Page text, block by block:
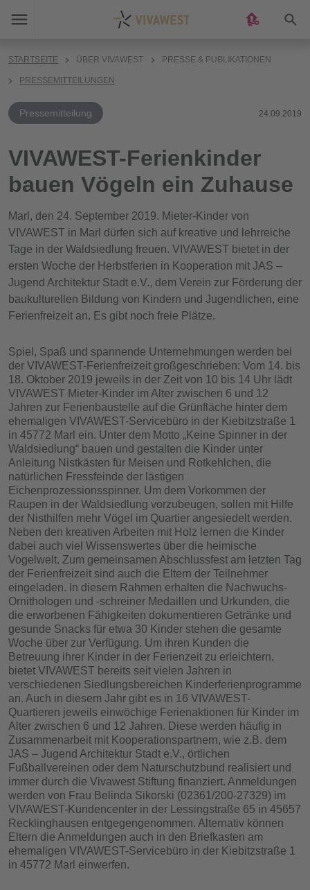
STARTSEITE ÜBER VIVAWEST PRESSE & PUBLIKATIONEN
PRESSEMITTEILUNGEN
Pressemitteilung 24.09.2019
VIVAWEST-Ferienkinder
bauen Vögeln ein Zuhause
Marl, den 24. September 2019. Mieter-Kinder von
VIVAWEST in Marl dürfen sich auf kreative und lehrreiche
Tage in der Waldsiedlung freuen. VIVAWEST bietet in der
ersten Woche der Herbstferien in Kooperation mit JAS –
Jugend Architektur Stadt e.V., dem Verein zur Förderung der
baukulturellen Bildung von Kindern und Jugendlichen, eine
Ferienfreizeit an. Es gibt noch freie Plätze.
Spiel, Spaß und spannende Unternehmungen werden bei
der VIVAWEST-Ferienfreizeit großgeschrieben: Vom 14. bis
18. Oktober 2019 jeweils in der Zeit von 10 bis 14 Uhr lädt
VIVAWEST Mieter-Kinder im Alter zwischen 6 und 12
Jahren zur Ferienbaustelle auf die Grünfläche hinter dem
ehemaligen VIVAWEST-Servicebüro in der Kiebitzstraße 1
in 45772 Marl ein. Unter dem Motto „Keine Spinner in der
Waldsiedlung“ bauen und gestalten die Kinder unter
Anleitung Nistkästen für Meisen und Rotkehlchen, die
natürlichen Fressfeinde der lästigen
Eichenprozessionsspinner. Um dem Vorkommen der
Raupen in der Waldsiedlung vorzubeugen, sollen mit Hilfe
der Nisthilfen mehr Vögel im Quartier angesiedelt werden.
Neben den kreativen Arbeiten mit Holz lernen die Kinder
dabei auch viel Wissenswertes über die heimische
Vogelwelt. Zum gemeinsamen Abschlussfest am letzten Tag
der Ferienfreizeit sind auch die Eltern der Teilnehmer
eingeladen. In diesem Rahmen erhalten die Nachwuchs-
Ornithologen und -schreiner Medaillen und Urkunden, die
die erworbenen Fähigkeiten dokumentieren Getränke und
gesunde Snacks für etwa 30 Kinder stehen die gesamte
Woche über zur Verfügung. Um ihren Kunden die
Betreuung ihrer Kinder in der Ferienzeit zu erleichtern,
bietet VIVAWEST bereits seit vielen Jahren in
verschiedenen Siedlungsbereichen Kinderferienprogramme
an. Auch in diesem Jahr gibt es in 16 VIVAWEST-
Quartieren jeweils einwöchige Ferienaktionen für Kinder im
Alter zwischen 6 und 12 Jahren. Diese werden häufig in
Zusammenarbeit mit Kooperationspartnern, wie z.B. dem
JAS – Jugend Architektur Stadt e.V., örtlichen
Fußballvereinen oder dem Naturschutzbund realisiert und
immer durch die Vivawest Stiftung finanziert. Anmeldungen
werden von Frau Belinda Sikorski (02361/200-27329) im
VIVAWEST-Kundencenter in der Lessingstraße 65 in 45657
Recklinghausen entgegengenommen. Alternativ können
Eltern die Anmeldungen auch in den Briefkasten am
ehemaligen VIVAWEST-Servicebüro in der Kiebitzstraße 1
in 45772 Marl einwerfen.